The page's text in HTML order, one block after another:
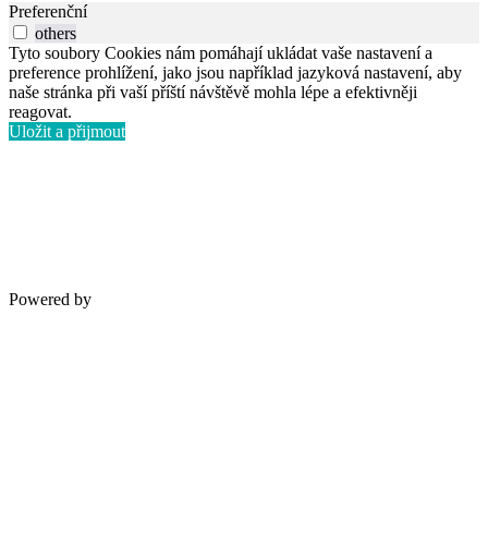
Preferenční
others
Tyto soubory Cookies nám pomáhají ukládat vaše nastavení a
preference prohlížení, jako jsou například jazyková nastavení, aby
naše stránka při vaší příští návštěvě mohla lépe a efektivněji
reagovat.
Uložit a přijmout
Powered by